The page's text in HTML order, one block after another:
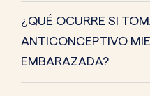
¿QUÉ OCURRE SI
ANTICONCEPTIVO
EMBARAZADA?